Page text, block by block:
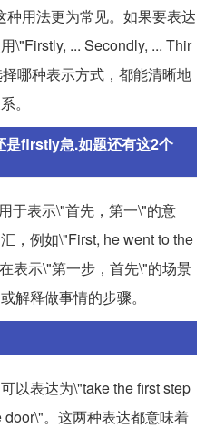
种用法更为常见。如果要表达
\"Firstly, ... Secondly, ... Thir
哪种表示方式，都能清晰地
。
是firstly急.如题还有这2个
于表示\"首先，第一\"的意
，例如\"First, he went to the
表示\"第一步，首先\"的场景
解释做事情的步骤。
以表达为\"take the first step
。这两种表达都意味着